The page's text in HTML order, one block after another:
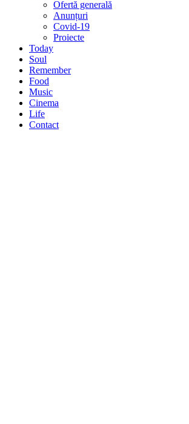
Ofertă generală
Anunțuri
Covid-19
Proiecte
Today
Soul
Remember
Food
Music
Cinema
Life
Contact